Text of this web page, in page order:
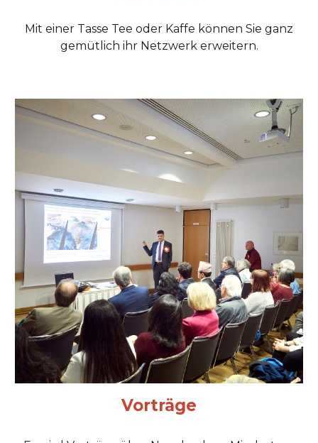
Mit einer Tasse Tee oder Kaffe können Sie ganz
gemütlich ihr Netzwerk erweitern.
Vorträge